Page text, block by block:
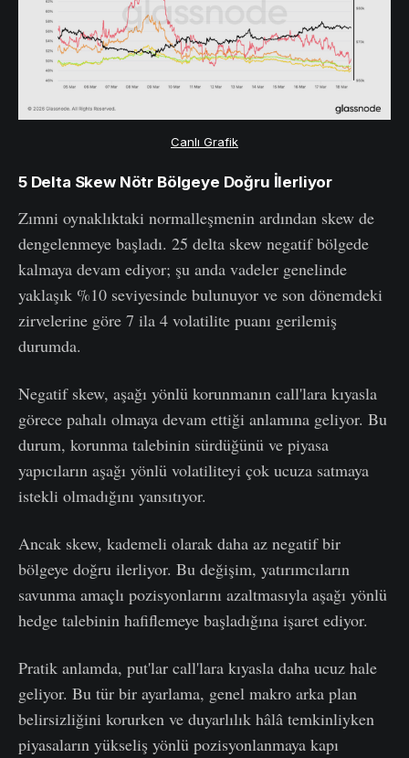
Canlı Grafik
5 Delta Skew Nötr Bölgeye Doğru İlerliyor
Zımni oynaklıktaki normalleşmenin ardından skew de
dengelenmeye başladı. 25 delta skew negatif bölgede
kalmaya devam ediyor; şu anda vadeler genelinde
yaklaşık %10 seviyesinde bulunuyor ve son dönemdeki
zirvelerine göre 7 ila 4 volatilite puanı gerilemiş
durumda.
Negatif skew, aşağı yönlü korunmanın call'lara kıyasla
görece pahalı olmaya devam ettiği anlamına geliyor. Bu
durum, korunma talebinin sürdüğünü ve piyasa
yapıcıların aşağı yönlü volatiliteyi çok ucuza satmaya
istekli olmadığını yansıtıyor.
Ancak skew, kademeli olarak daha az negatif bir
bölgeye doğru ilerliyor. Bu değişim, yatırımcıların
savunma amaçlı pozisyonlarını azaltmasıyla aşağı yönlü
hedge talebinin hafiflemeye başladığına işaret ediyor.
Pratik anlamda, put'lar call'lara kıyasla daha ucuz hale
geliyor. Bu tür bir ayarlama, genel makro arka plan
belirsizliğini korurken ve duyarlılık hâlâ temkinliyken
piyasaların yükseliş yönlü pozisyonlanmaya kapı